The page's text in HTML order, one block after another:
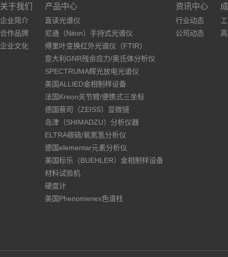
关于我们
企业简介
合作品牌
企业文化
产品中心
直读光谱仪
尼通（Niton）手持式光谱仪
傅里叶变换红外光谱仪（FTIR）
意大利GNR残余应力/奥氏体分析仪
SPECTRUMA辉光放电光谱仪
美国ALLIED金相制样设备
法国Kreon关节臂/便携式三坐标
德国蔡司（ZEISS）显微镜
岛津（SHIMADZU）分析仪器
ELTRA碳硫/氧氮氢分析仪
德国elementar元素分析仪
美国标乐（BUEHLER）金相制样设备
材料试验机
硬度计
美国Phenomenex色谱柱
资讯中心
行业动态
公司动态